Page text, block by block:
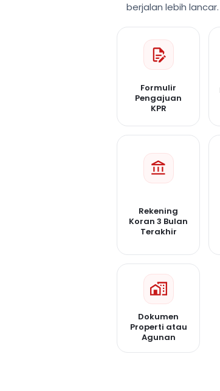
berjalan lebih lancar.
Formulir
Pengajuan
KPR
Rekening
Koran 3 Bulan
Terakhir
Dokumen
Properti atau
Agunan